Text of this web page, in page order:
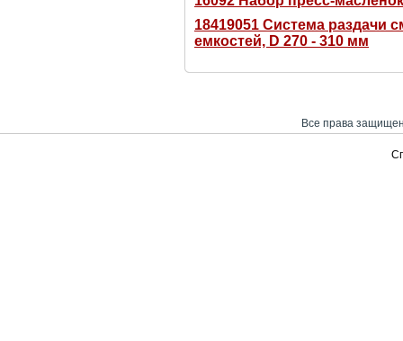
18419051 Система раздачи
емкостей, D 270 - 310 мм
Все права